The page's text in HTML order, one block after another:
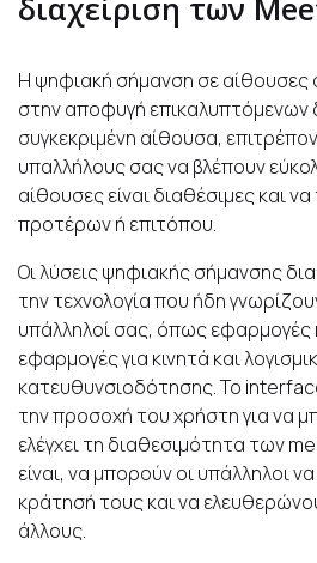
Η ψηφιακή σήμανση σε
στην αποφυγή επικαλυπτόμενων
συγκεκριμένη αίθουσα,
υπαλλήλους σας να βλέπουν
αίθουσες είναι διαθέσιμες και
προτέρων ή επιτόπου.
Οι λύσεις ψηφιακής σήμανσης
την τεχνολογία που ήδη
υπάλληλοί σας, όπως εφαρμογές
εφαρμογές για κινητά και
κατευθυνσιοδότησης. Το
την προσοχή του χρήστη για να
ελέγχει τη διαθεσιμότητα των
είναι, να μπορούν οι υπάλληλοι
κράτησή τους και να
άλλους.